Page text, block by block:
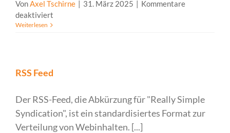
VonAxel Tschirne | 31. März 2025 | Kommentare
deaktiviert
Weiterlesen
RSS Feed
Der RSS-Feed, die Abkürzung für "Really Simple
Syndication", ist ein standardisiertes Format zur
Verteilung von Webinhalten. [...]